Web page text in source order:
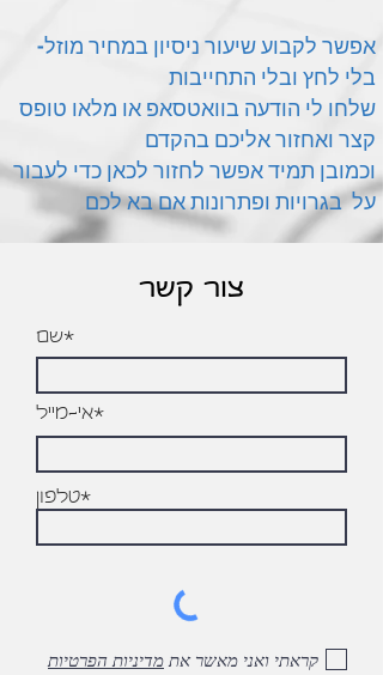
אפשר לקבוע שיעור ניסיון במחיר מוזל–
בלי לחץ ובלי התחייבות
שלחו לי הודעה בוואטסאפ או מלאו טופס
קצר ואחזור אליכם בהקדם
וכמובן תמיד אפשר לחזור לכאן כדי לעבור
על בגרויות ופתרונות אם בא לכם
צור קשר
*שם
*אי-מייל
*טלפון
קראתי ואני מאשר את מדיניות הפרטיות